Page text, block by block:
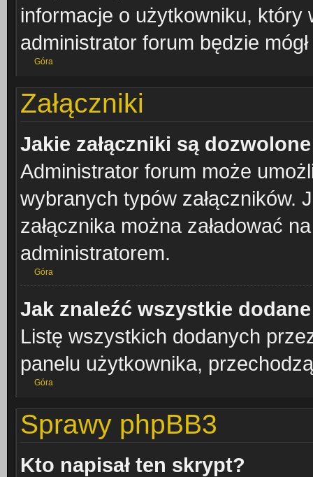
informacje o użytkowniku, który
administrator forum będzie
Góra
Załączniki
Jakie załączniki są
Administrator forum może
wybranych typów załączników.
załącznika można załadować
administratorem.
Góra
Jak znaleźć wszystkie
Listę wszystkich dodanych
panelu użytkownika,
Góra
Sprawy phpBB3
Kto napisał ten skrypt?